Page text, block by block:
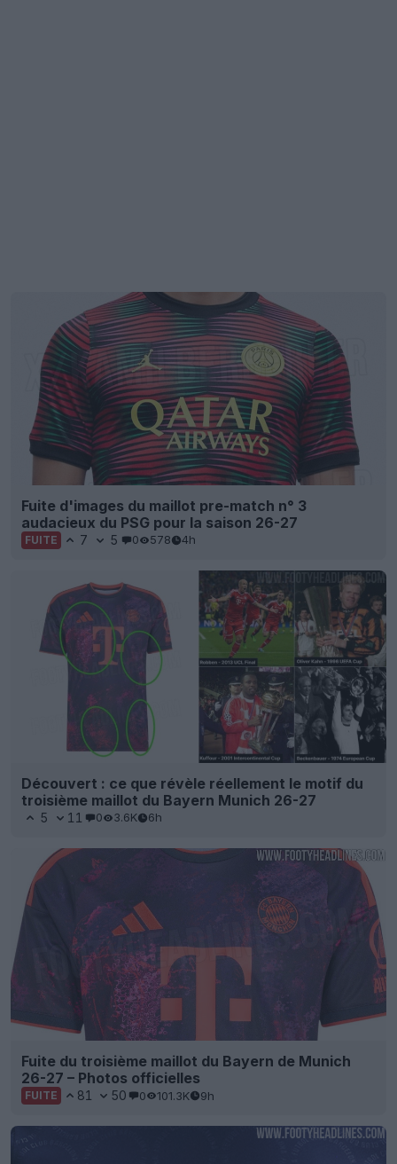
Fuite d'images du maillot pre-match n° 3
audacieux du PSG pour la saison 26-27
FUITE 7 5 0 578 4h
Découvert : ce que révèle réellement le motif du
troisième maillot du Bayern Munich 26-27
5 11 0 3.6K 6h
Fuite du troisième maillot du Bayern de Munich
26-27 – Photos officielles
FUITE 81 50 0 101.3K 9h